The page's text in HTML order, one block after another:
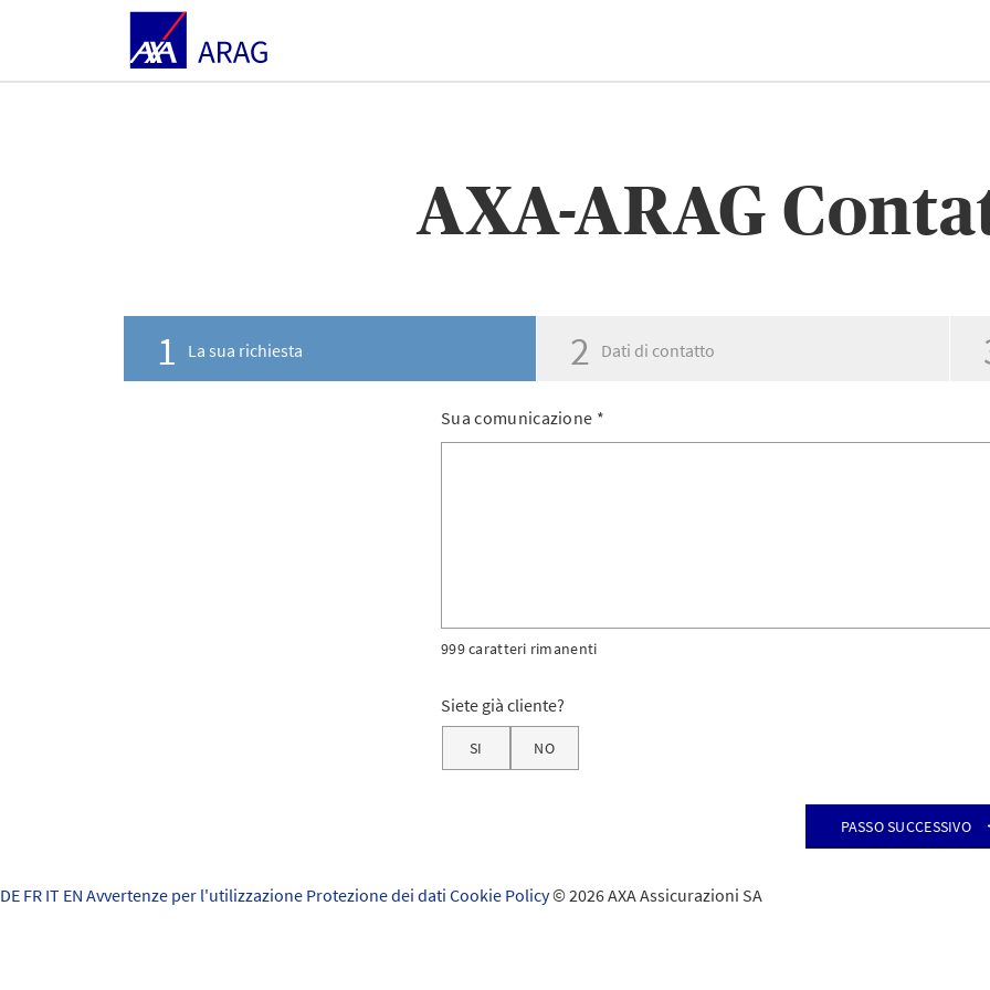
AXA-ARAG
1 La sua richiesta 2 Dati di contatto
Sua comunicazione *
999 caratteri rimanenti
Siete già cliente?
SI NO
Passo successivo
DE FR IT EN Avvertenze per l'utilizzazione Protezione dei dati Cookie Policy© 2026 AXA Assicurazioni SA